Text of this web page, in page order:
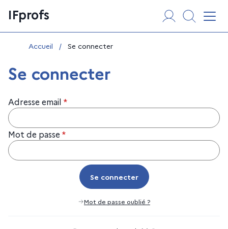
au
contenu
IFprofs
Vous êtes ici :
Accueil / Se connecter
Se connecter
Adresse email *
Mot de passe *
Se connecter
Se connecter
Mot de passe oublié ?